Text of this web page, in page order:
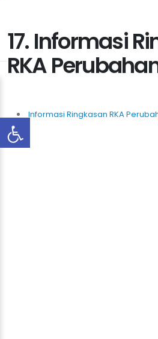
17. Informasi
RKA
Informasi Ringkasan RKA